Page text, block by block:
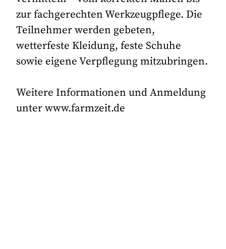
zur fachgerechten Werkzeugpflege. Die
Teilnehmer werden gebeten,
wetterfeste Kleidung, feste Schuhe
sowie eigene Verpflegung mitzubringen.
Weitere Informationen und Anmeldung
unter www.farmzeit.de